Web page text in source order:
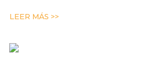
LEER MÁS >>